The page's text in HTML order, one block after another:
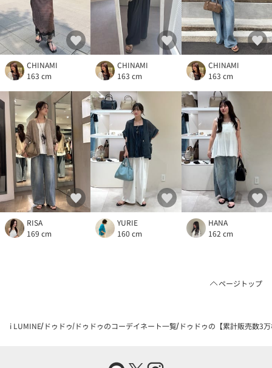
CHINAMI
163 cm
CHINAMI
163 cm
CHINAMI
163 cm
RISA
169 cm
YURIE
160 cm
HANA
162 cm
ページトップ
i LUMINE ドゥドゥ ドゥドゥのコーデイネート一覧 ドゥドゥの【累計販売数3